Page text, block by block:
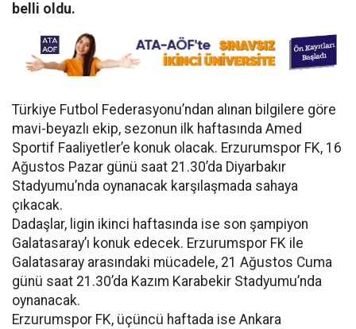
belli oldu.
Türkiye Futbol Federasyonu’ndan alınan bilgilere göre
mavi-beyazlı ekip, sezonun ilk haftasında Amed
Sportif Faaliyetler’e konuk olacak. Erzurumspor FK, 16
Ağustos Pazar günü saat 21.30’da Diyarbakır
Stadyumu’nda oynanacak karşılaşmada sahaya
çıkacak.
Dadaşlar, ligin ikinci haftasında ise son şampiyon
Galatasaray’ı konuk edecek. Erzurumspor FK ile
Galatasaray arasındaki mücadele, 21 Ağustos Cuma
günü saat 21.30’da Kazım Karabekir Stadyumu’nda
oynanacak.
Erzurumspor FK, üçüncü haftada ise Ankara